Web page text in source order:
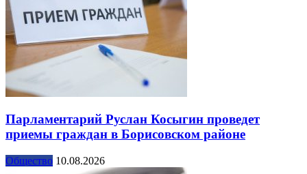
Парламентарий Руслан Косыгин проведет
приемы граждан в Борисовском районе
Общество 10.08.2026